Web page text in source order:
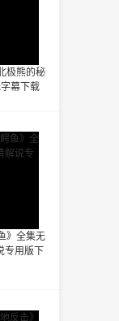
极熊的秘
幕下载
》全集无
专用版下